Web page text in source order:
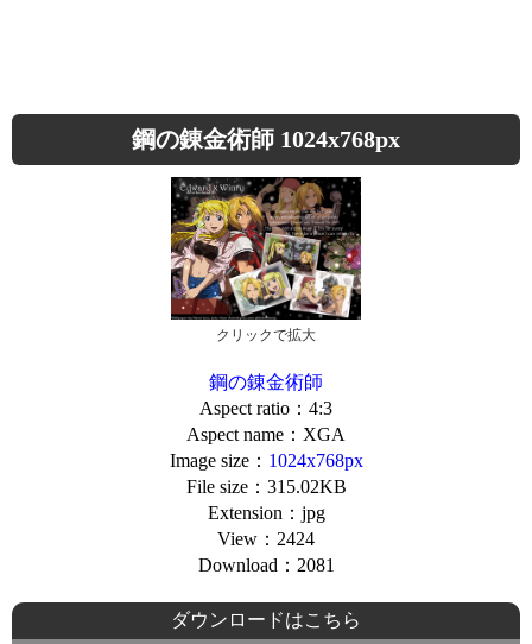
鋼の錬金術師 1024x768px
クリックで拡大
鋼の錬金術師
Aspect ratio：4:3
Aspect name：XGA
Image size： 1024x768px
File size：315.02KB
Extension：jpg
View：2424
Download：2081
ダウンロードはこちら